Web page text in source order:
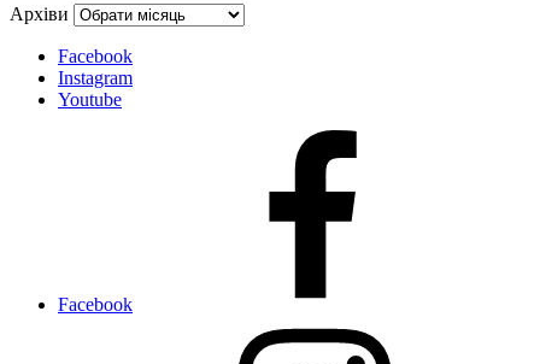
Архіви
Facebook
Instagram
Youtube
Facebook